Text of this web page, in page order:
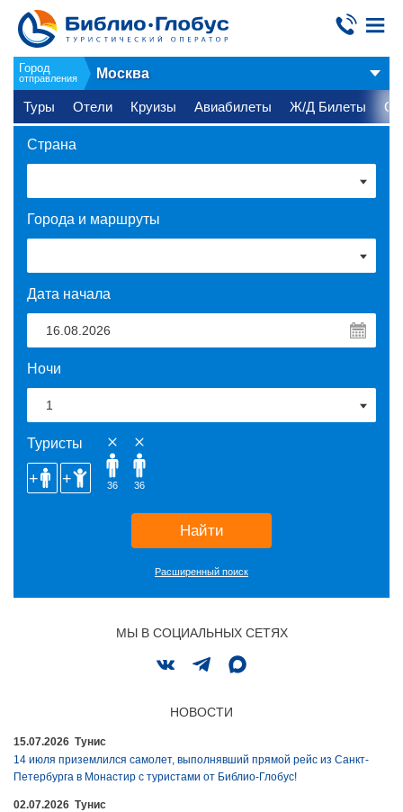
Город
отправления Москва
Туры Отели Круизы Авиабилеты Ж/Д Билеты
Страна
Города и маршруты
Дата начала
Ночи
Туристы
36 36
Найти
Расширенный поиск
МЫ В СОЦИАЛЬНЫХ СЕТЯХ
НОВОСТИ
15.07.2026 Тунис
14 июля приземлился самолет, выполнявший прямой рейс из Санкт-
Петербурга в Монастир с туристами от Библио-Глобус!
02.07.2026 Тунис